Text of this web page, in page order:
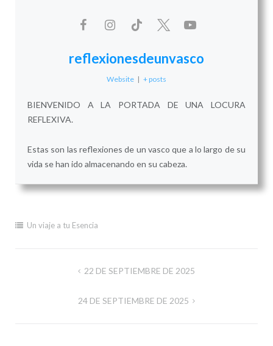
reflexionesdeunvasco
Website | + posts
BIENVENIDO A LA PORTADA DE UNA LOCURA
REFLEXIVA.
Estas son las reflexiones de un vasco que a lo largo de su
vida se han ido almacenando en su cabeza.
Un viaje a tu Esencia
Navegación22 DE SEPTIEMBRE DE 2025
24 DE SEPTIEMBRE DE 2025